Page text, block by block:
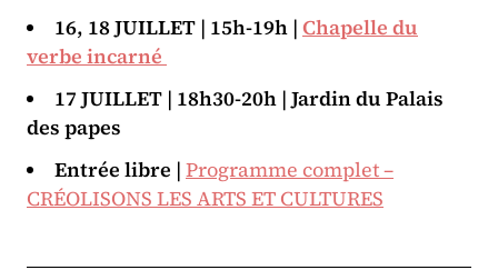
16, 18 JUILLET | 15h-19h | Chapelle du
verbe incarné
17 JUILLET | 18h30-20h | Jardin du Palais
des papes
Entrée libre | Programme complet –
CRÉOLISONS LES ARTS ET CULTURES